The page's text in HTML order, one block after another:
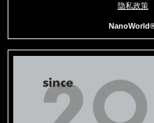
隐私政策